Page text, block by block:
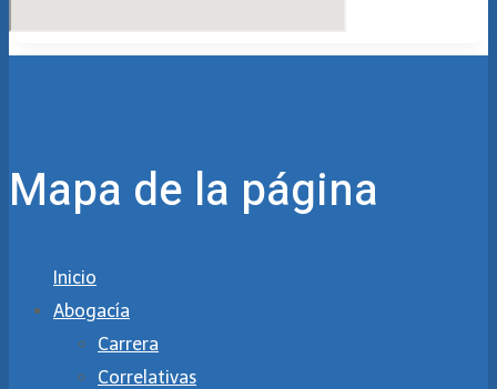
Mapa de la página
Inicio
Abogacía
Carrera
Correlativas